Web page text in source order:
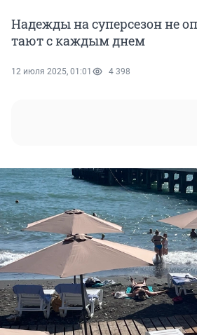
Надежды на суперсезон не
тают с каждым днем
12 июля 2025, 01:01 4 398